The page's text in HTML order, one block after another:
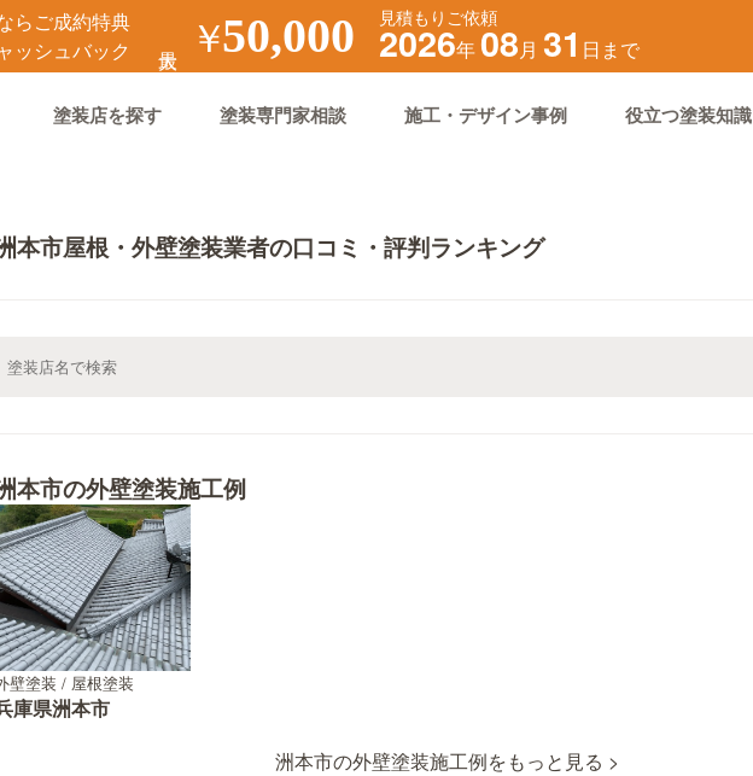
らご成約特典
ッシュバック
￥50,000 見積もりご依頼
2026年08月 31 日まで
塗装店を探す 塗装専門家相談 施工・デザイン事例 役立つ塗装知識
本市屋根・外壁塗装業者の口コミ・評判ランキング
本市の外壁塗装施工例
壁塗装 / 屋根塗装
庫県洲本市
洲本市の外壁塗装施工例をもっと見る >